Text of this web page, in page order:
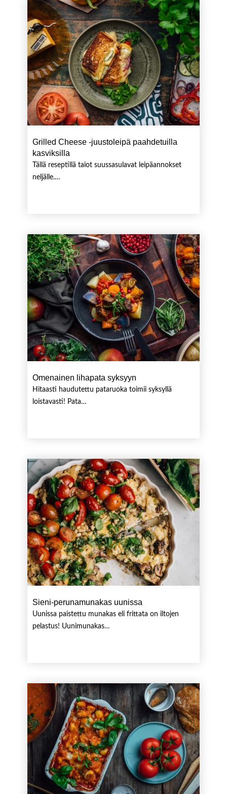
Grilled Cheese -juustoleipä paahdetuilla
kasviksilla
Tällä reseptillä taiot suussasulavat leipäannokset
neljälle.…
Omenainen lihapata syksyyn
Hitaasti haudutettu pataruoka toimii syksyllä
loistavasti! Pata…
Sieni-perunamunakas uunissa
Uunissa paistettu munakas eli frittata on iltojen
pelastus! Uunimunakas…